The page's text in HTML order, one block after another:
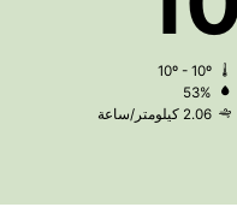
53%
2.06 كيلومتر/ساعة